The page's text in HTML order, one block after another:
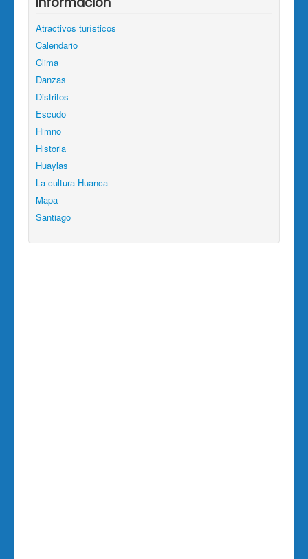
Atractivos turísticos
Calendario
Clima
Danzas
Distritos
Escudo
Himno
Historia
Huaylas
La cultura Huanca
Mapa
Santiago